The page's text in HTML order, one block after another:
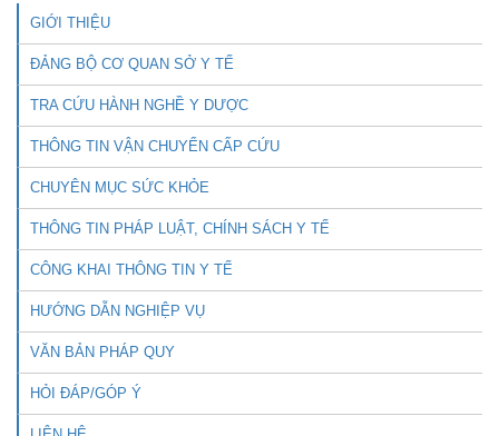
GIỚI THIỆU
ĐẢNG BỘ CƠ QUAN SỞ Y TẾ
TRA CỨU HÀNH NGHỀ Y DƯỢC
THÔNG TIN VẬN CHUYỂN CẤP CỨU
CHUYÊN MỤC SỨC KHỎE
THÔNG TIN PHÁP LUẬT, CHÍNH SÁCH Y TẾ
CÔNG KHAI THÔNG TIN Y TẾ
HƯỚNG DẪN NGHIỆP VỤ
VĂN BẢN PHÁP QUY
HỎI ĐÁP/GÓP Ý